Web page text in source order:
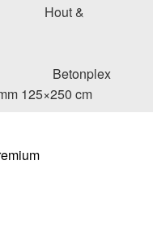
Hout &
Betonplex
125×250 cm